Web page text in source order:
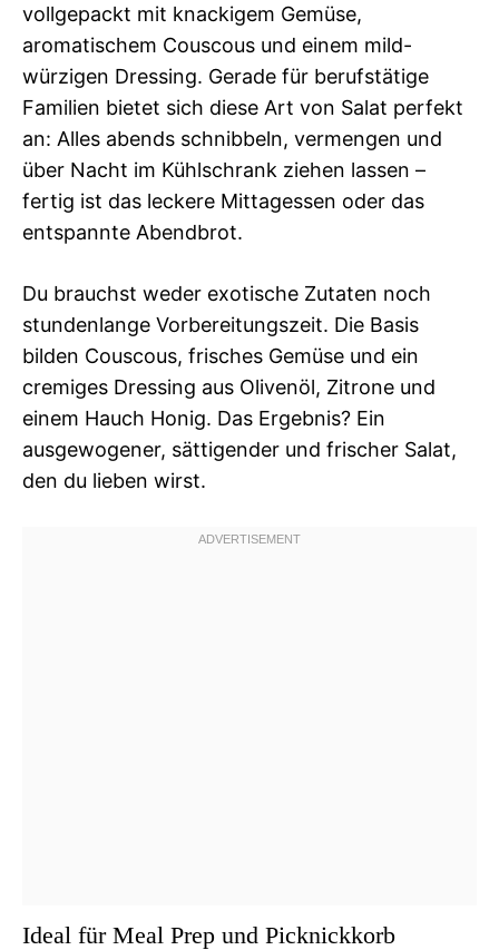
vollgepackt mit knackigem Gemüse,
aromatischem Couscous und einem mild-
würzigen Dressing. Gerade für berufstätige
Familien bietet sich diese Art von Salat perfekt
an: Alles abends schnibbeln, vermengen und
über Nacht im Kühlschrank ziehen lassen –
fertig ist das leckere Mittagessen oder das
entspannte Abendbrot.
Du brauchst weder exotische Zutaten noch
stundenlange Vorbereitungszeit. Die Basis
bilden Couscous, frisches Gemüse und ein
cremiges Dressing aus Olivenöl, Zitrone und
einem Hauch Honig. Das Ergebnis? Ein
ausgewogener, sättigender und frischer Salat,
den du lieben wirst.
Ideal für Meal Prep und Picknickkorb